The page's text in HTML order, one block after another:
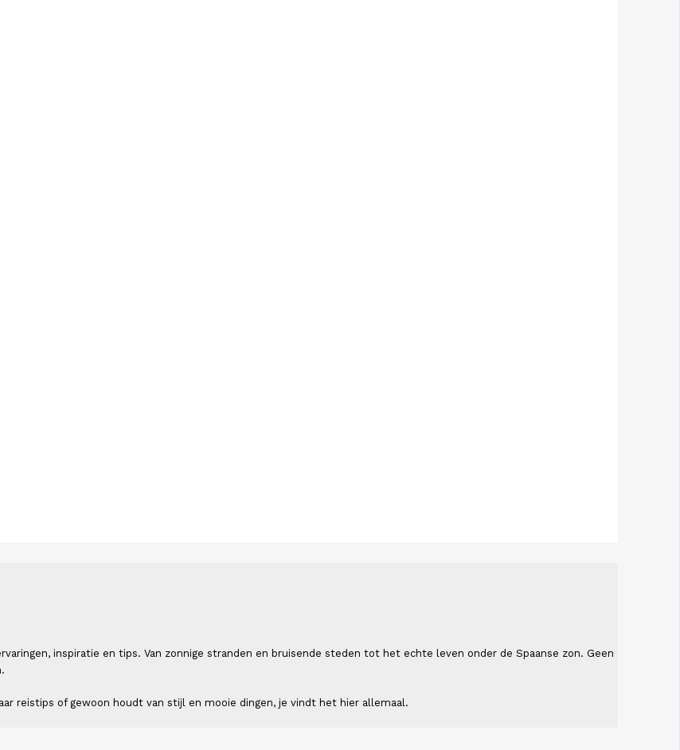
inspiratie en tips. Van zonnige stranden en bruisende steden tot het echte leven onder de Spaanse zon. Geen
reistips of gewoon houdt van stijl en mooie dingen, je vindt het hier allemaal.